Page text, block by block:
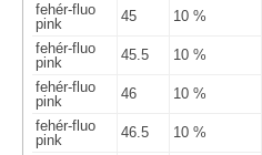
fehér-fluo
pink
45
10 %
fehér-fluo
pink
45.5
10 %
fehér-fluo
pink
46
10 %
fehér-fluo
pink
46.5
10 %